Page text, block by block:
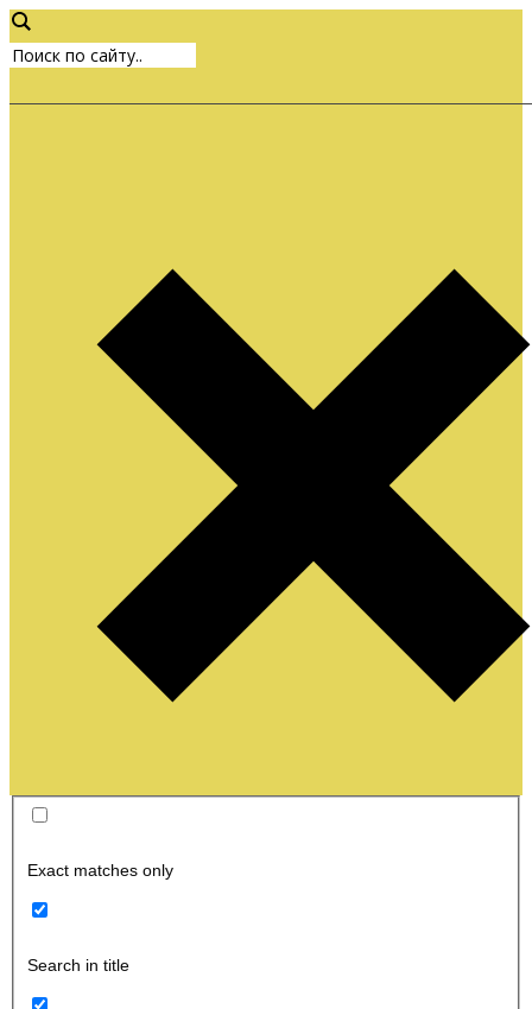
Exact matches only
Search in title